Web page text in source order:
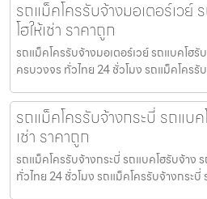
รถแม็คโครรับจ้างมอเตอร์เวย์
โฮให้เช่า ราคาถูก
รถแม็คโครรับจ้างมอเตอร์เวย์ รถแบคโฮรั
ครบวงจร ทั่วไทย 24 ชั่วโมง รถแม็คโครรั
รถแม็คโครรับจ้างกระบี่ รถแบค
เช่า ราคาถูก
รถแม็คโครรับจ้างกระบี่ รถแบคโฮรับจ้าง
ทั่วไทย 24 ชั่วโมง รถแม็คโครรับจ้างกระบี่